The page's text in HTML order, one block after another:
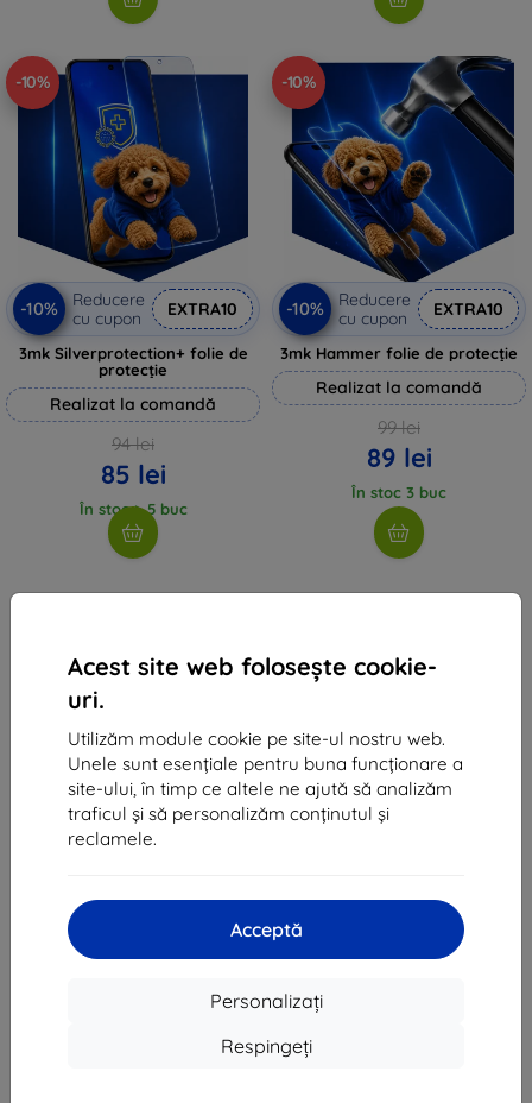
Acest site web folosește cookie-
uri.
Utilizăm module cookie pe site-ul nostru web.
Unele sunt esențiale pentru buna funcționare a
site-ului, în timp ce altele ne ajută să analizăm
traficul și să personalizăm conținutul și
reclamele.
Acceptă
Personalizați
Respingeți
-10%
-10%
Reducere
cu cupon
EXTRA10
3mk Silverprotection+ folie de
protecție
Realizat la comandă
94 lei
85 lei
În stoc > 5 buc
-10%
-10%
Reducere
cu cupon
EXTRA10
3mk Hammer folie de protecție
Realizat la comandă
99 lei
89 lei
În stoc 3 buc
Ulica Rudolfa Mocka 3750/2A
841 04 Bratislava